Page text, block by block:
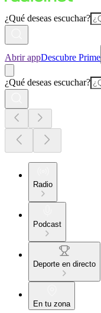
¿Qué deseas escuchar?
Abrir appDescubre Prime
¿Qué deseas escuchar?
Radio
Podcast
Deporte en directo
En tu zona